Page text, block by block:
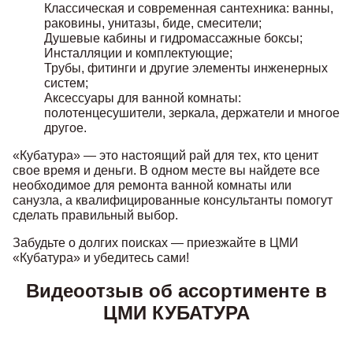
Классическая и современная сантехника: ванны,
раковины, унитазы, биде, смесители;
Душевые кабины и гидромассажные боксы;
Инсталляции и комплектующие;
Трубы, фитинги и другие элементы инженерных
систем;
Аксессуары для ванной комнаты:
полотенцесушители, зеркала, держатели и многое
другое.
«Кубатура» — это настоящий рай для тех, кто ценит
свое время и деньги. В одном месте вы найдете все
необходимое для ремонта ванной комнаты или
санузла, а квалифицированные консультанты помогут
сделать правильный выбор.
Забудьте о долгих поисках — приезжайте в ЦМИ
«Кубатура» и убедитесь сами!
Видеоотзыв об ассортименте в
ЦМИ КУБАТУРА